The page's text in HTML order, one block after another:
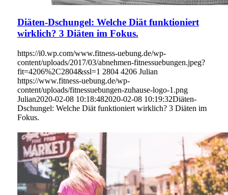
Diäten-Dschungel: Welche Diät funktioniert
wirklich? 3 Diäten im Fokus.
https://i0.wp.com/www.fitness-uebung.de/wp-
content/uploads/2017/03/abnehmen-fitnessuebungen.jpeg?
fit=4206%2C2804&ssl=1 2804 4206 Julian
https://www.fitness-uebung.de/wp-
content/uploads/fitnessuebungen-zuhause-logo-1.png
Julian2020-02-08 10:18:482020-02-08 10:19:32Diäten-
Dschungel: Welche Diät funktioniert wirklich? 3 Diäten im
Fokus.